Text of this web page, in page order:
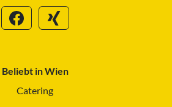
Beliebt in Wien
Catering